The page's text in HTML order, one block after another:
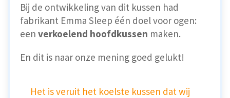
Bij de ontwikkeling van dit kussen had
fabrikant Emma Sleep één doel voor ogen:
een verkoelend hoofdkussen maken.
En dit is naar onze mening goed gelukt!
Het is veruit het koelste kussen dat wij